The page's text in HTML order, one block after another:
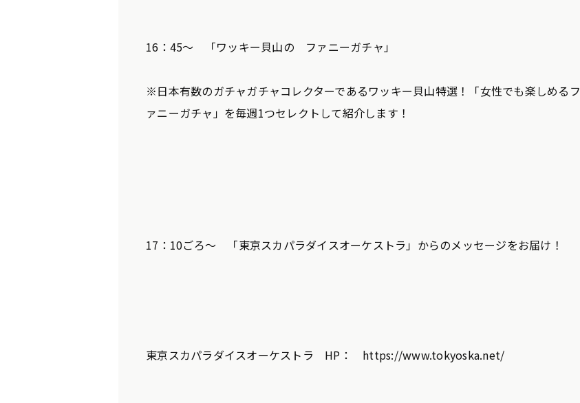
16：45～ 「ワッキー貝山の ファニーガチャ」
※日本有数のガチャガチャコレクターであるワッキー貝山特選！「女性でも楽しめるフ
ァニーガチャ」を毎週1つセレクトして紹介します！
17：10ごろ～ 「東京スカパラダイスオーケストラ」からのメッセージをお届け！
東京スカパラダイスオーケストラ HP： https://www.tokyoska.net/